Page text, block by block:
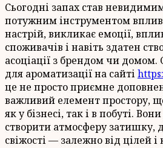
Сьогодні запах став
потужним інструментом
настрій, викликає емоції,
споживачів і навіть здатен
асоціації з брендом чи
для ароматизації на сайті
це не просто приємне
важливий елемент простору,
як у бізнесі, так і в побуті.
створити атмосферу затишку,
свіжості — залежно від цілей і